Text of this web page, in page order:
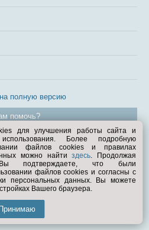
полную версию
помочь?
1998—2026
для улучшения работы сайта и
Более подробную
файлов cookies и правилах
можно найтиздесь. Продолжая
Вы подтверждаете, что были
файлов cookies и согласны с
персональных данных. Вы можете
Вашего браузера.
Принимаю